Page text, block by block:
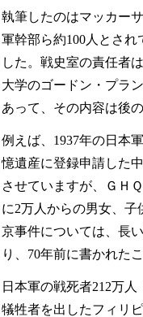
執筆したのはマッカー
軍幹部ら約100人とさ
した。戦史室の責任者
大学のゴードン・プラ
あって、その内容は後
例えば、1937年の日本
憶遺産に登録申請した
させていますが、ＧＨ
に2万人からの男女、
京事件については、長
り、70年前に書かれた
日本軍の戦死者212万
犠牲者を出したフィリ